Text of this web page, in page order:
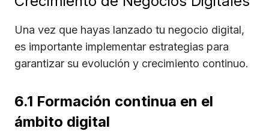
Una vez que hayas lanzado tu negocio digital,
es importante implementar estrategias para
garantizar su evolución y crecimiento continuo.
6.1 Formación continua en el
ámbito digital